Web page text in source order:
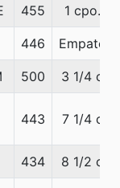
455 1 cpo.
446 Empate
500 3 1/4 c
443 7 1/4 c
434 8 1/2 c